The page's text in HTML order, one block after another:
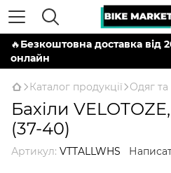
🔥Безкоштовна доставка від
онлайн
Каталог продукції Одяг та
Бахіли
(37-40)
Артикул: VTTALLWHS